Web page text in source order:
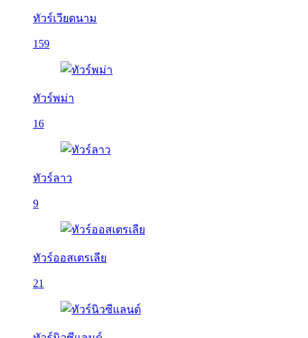
ทัวร์เวียดนาม
159
ทัวร์พม่า
16
ทัวร์ลาว
9
ทัวร์ออสเตรเลีย
21